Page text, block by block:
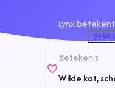
Lynx
Betekenis
Wilde kat,